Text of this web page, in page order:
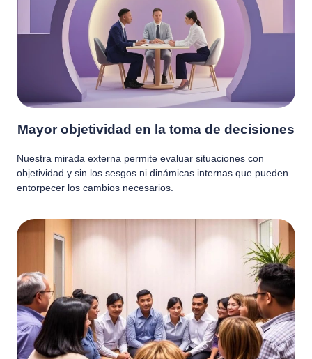
Mayor objetividad en la toma de decisiones
Nuestra mirada externa permite evaluar situaciones con
objetividad y sin los sesgos ni dinámicas internas que pueden
entorpecer los cambios necesarios.